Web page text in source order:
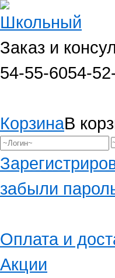
Заказ и
54-55-6054-
КорзинаВ
забыли
Оплата и
Акции